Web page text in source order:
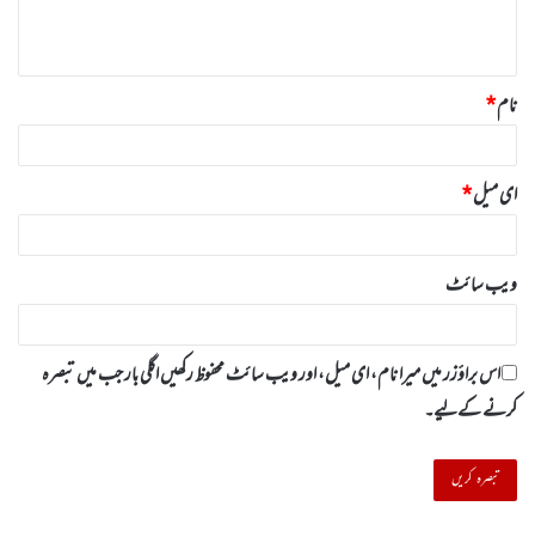
نام*
ای میل*
ویب‌ سائٹ
اس براؤزر میں میرا نام، ای میل، اور ویب سائٹ محفوظ رکھیں اگلی بار جب میں تبصرہ
کرنے کےلیے۔